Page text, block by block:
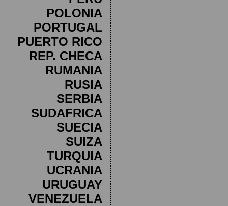
POLONIA
PORTUGAL
PUERTO RICO
REP. CHECA
RUMANIA
RUSIA
SERBIA
SUDAFRICA
SUECIA
SUIZA
TURQUIA
UCRANIA
URUGUAY
VENEZUELA